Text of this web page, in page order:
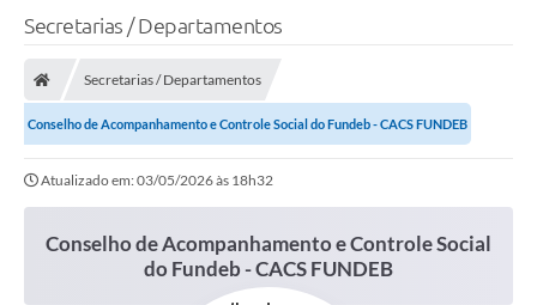
Secretarias / Departamentos
Secretarias / Departamentos
Conselho de Acompanhamento e Controle Social do Fundeb - CACS FUNDEB
Atualizado em: 03/05/2026 às 18h32
Conselho de Acompanhamento e Controle Social
do Fundeb - CACS FUNDEB